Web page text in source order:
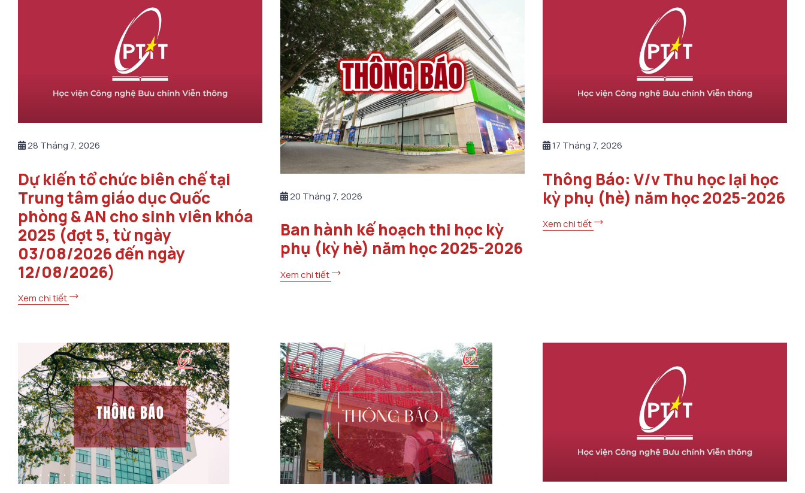
28 Tháng 7, 2026
Dự kiến tổ chức biên chế tại
Trung tâm giáo dục Quốc
phòng & AN cho sinh viên khóa
2025 (đợt 5, từ ngày
03/08/2026 đến ngày
12/08/2026)
Xem chi tiết
20 Tháng 7, 2026
Ban hành kế hoạch thi học kỳ
phụ (kỳ hè) năm học 2025-2026
Xem chi tiết
17 Tháng 7, 2026
Thông Báo: V/v Thu học lại học
kỳ phụ (hè) năm học 2025-2026
Xem chi tiết